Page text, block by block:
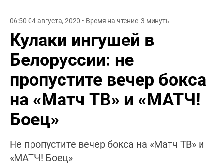
06:50 04 августа, 2020 • Время на чтение: 3 минуты
Кулаки ингушей в
Белоруссии: не
пропустите вечер бокса
на «Матч ТВ» и «МАТЧ!
Боец»
Не пропустите вечер бокса на «Матч ТВ» и
«МАТЧ! Боец»